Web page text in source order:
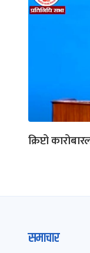
क्रिप्टो
समाचार